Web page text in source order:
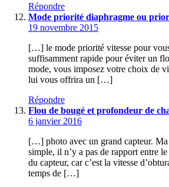
Répondre
Mode priorité diaphragme ou
19 novembre 2015
[…] le mode priorité vitesse pour
suffisamment rapide pour éviter un
mode, vous imposez votre choix de
lui vous offrira un […]
Répondre
Flou de bougé et profondeur de
6 janvier 2016
[…] photo avec un grand capteur. Ma
simple, il n’y a pas de rapport entre
du capteur, car c’est la vitesse
temps de […]